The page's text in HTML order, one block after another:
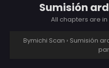
Sumisión
All chapters are in
Bymichi Scan › Sumisión